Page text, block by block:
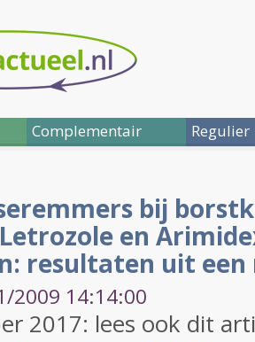
Complementair Regulier
bij
en
resultaten uit een
2009 14:14:00
2017: lees ook dit